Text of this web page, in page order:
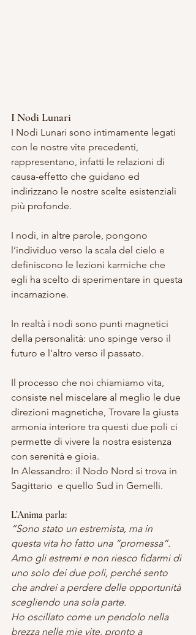
I Nodi Lunari
I Nodi Lunari sono intimamente legati
con le nostre vite precedenti,
rappresentano, infatti le relazioni di
causa-effetto che guidano ed
indirizzano le nostre scelte esistenziali
più profonde.
I nodi, in altre parole, pongono
l’individuo verso la scala del cielo e
definiscono le lezioni karmiche che
egli ha scelto di sperimentare in questa
incarnazione.
In realtà i nodi sono punti magnetici
della personalità: uno spinge verso il
futuro e l’altro verso il passato.
Il processo che noi chiamiamo vita,
consiste nel miscelare al meglio le due
direzioni magnetiche, Trovare la giusta
armonia interiore tra questi due poli ci
permette di vivere la nostra esistenza
con serenità e gioia.
In Alessandro: il Nodo Nord si trova in
Sagittario  e quello Sud in Gemelli.
L’Anima parla:
“Sono stato un estremista, ma in
questa vita ho fatto una “promessa”.
Amo gli estremi e non riesco fidarmi di
uno solo dei due poli, perché sento
che andrei a perdere delle opportunità
scegliendo una sola parte.
Ho oscillato come un pendolo nella
brezza nelle mie vite, pronto a